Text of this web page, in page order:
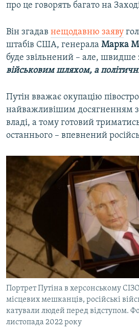
про це говорять багато на
Він згадав нещодавню заяву
штабів США, генерала Марка
буде звільнений – але, швидше
військовим шляхом, а
Путін вважає окупацію
найважливішим досягненням
владі, а тому готовий
останнього – впевнений
Портрет Путіна в херсонському
місцевих мешканців, російські
катували людей перед відступом.
листопада 2022 року